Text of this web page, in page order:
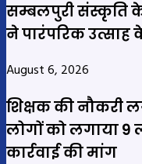
सम्बलपुरी संस्कृति
ने पारंपरिक
August 6, 2026
शिक्षक की नौकरी
लोगों को लगाया 9
कार्रवाई की मांग